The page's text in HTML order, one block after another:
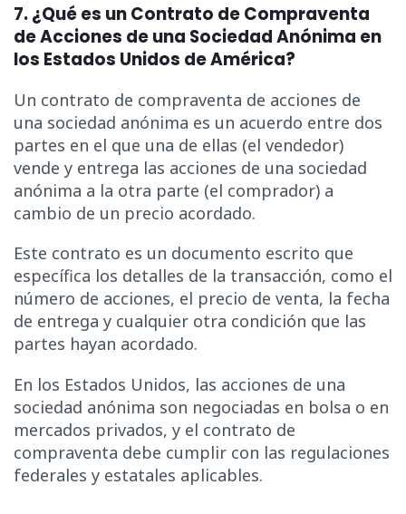
7. ¿Qué es un Contrato de Compraventa
de Acciones de una Sociedad Anónima en
los Estados Unidos de América?
Un contrato de compraventa de acciones de
una sociedad anónima es un acuerdo entre dos
partes en el que una de ellas (el vendedor)
vende y entrega las acciones de una sociedad
anónima a la otra parte (el comprador) a
cambio de un precio acordado.
Este contrato es un documento escrito que
específica los detalles de la transacción, como el
número de acciones, el precio de venta, la fecha
de entrega y cualquier otra condición que las
partes hayan acordado.
En los Estados Unidos, las acciones de una
sociedad anónima son negociadas en bolsa o en
mercados privados, y el contrato de
compraventa debe cumplir con las regulaciones
federales y estatales aplicables.